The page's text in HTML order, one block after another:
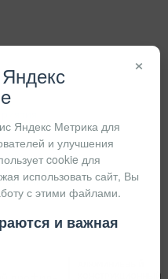
КОНСТРУКЦИОННЫЙ
×
Яндекс Метрика для
и улучшения
cookie для
использовать сайт, Вы
с этими файлами.
и важная